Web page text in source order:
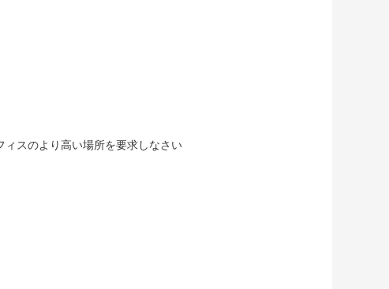
スのより高い場所を要求しなさい